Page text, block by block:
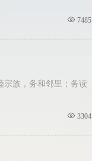
7485
宗族，务和邻里；务读
3304